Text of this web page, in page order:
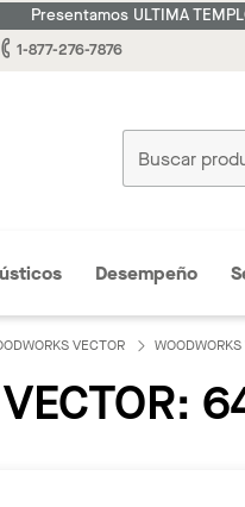
Presentamos ULTIMA
1-877-276-7876
Desempeño
VECTOR